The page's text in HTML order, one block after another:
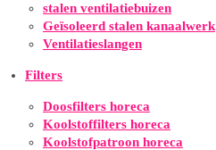
stalen ventilatiebuizen
Geïsoleerd stalen kanaalwerk
Ventilatieslangen
Filters
Doosfilters horeca
Koolstoffilters horeca
Koolstofpatroon horeca